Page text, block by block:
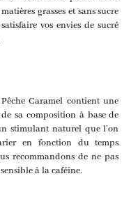
grasses et sans sucre
vos envies de sucré
Caramel contient une
sa composition à base de
stimulant naturel que l’on
en fonction du temps
recommandons de ne pas
à la caféine.